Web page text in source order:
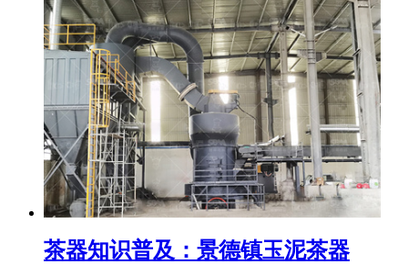
茶器知识普及：景德镇玉泥茶器